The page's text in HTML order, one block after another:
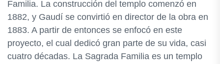
Familia. La construcción del templo comenzó en
1882, y Gaudí se convirtió en director de la obra en
1883. A partir de entonces se enfocó en este
proyecto, el cual dedicó gran parte de su vida, casi
cuatro décadas. La Sagrada Familia es un templo